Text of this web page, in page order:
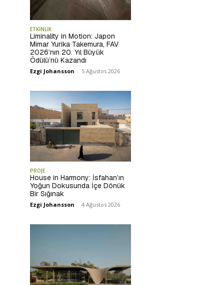
ETKİNLİK
Liminality in Motion: Japon
Mimar Yurika Takemura, FAV
2026’nın 20. Yıl Büyük
Ödülü’nü Kazandı
Ezgi Johansson - 5 Ağustos 2026
PROJE
House in Harmony: İsfahan’ın
Yoğun Dokusunda İçe Dönük
Bir Sığınak
Ezgi Johansson - 4 Ağustos 2026